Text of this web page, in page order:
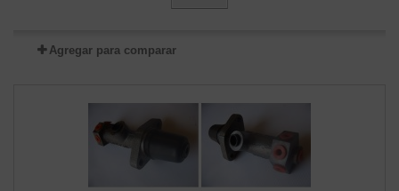
Agregar para comparar